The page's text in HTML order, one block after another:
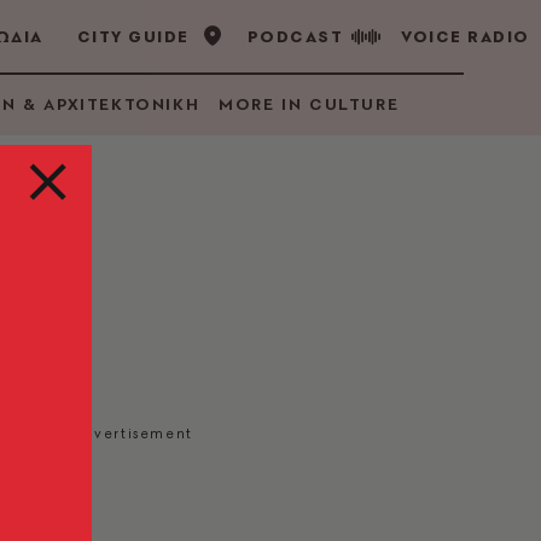
CITY GUIDE PODCAST VOICE RADIO
& ΑΡΧΙΤΕΚΤΟΝΙΚΗ MORE IN CULTURE